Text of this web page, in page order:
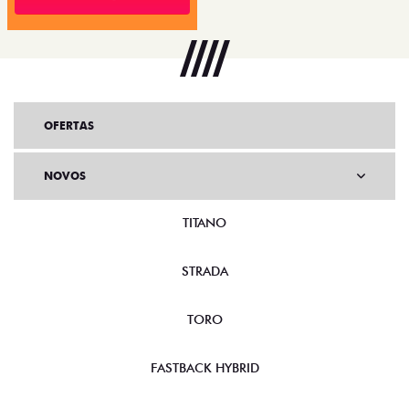
OFERTAS
NOVOS
TITANO
STRADA
TORO
FASTBACK HYBRID